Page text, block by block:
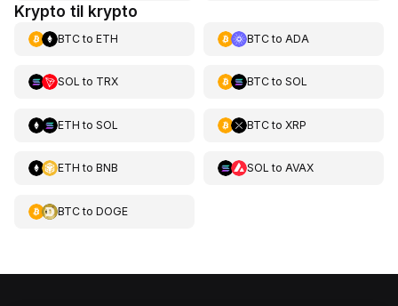
Krypto til krypto
BTCto ETH BTCto ADA
SOL to TRX BTCto SOL
ETH to SOL BTCto XRP
ETH to BNB SOL to AVAX
BTCto DOGE